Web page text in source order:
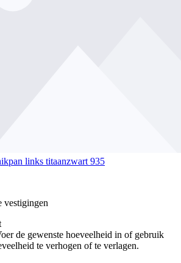
links titaanzwart 935
vestigingen
de gewenste hoeveelheid in of gebruik
te verhogen of te verlagen.